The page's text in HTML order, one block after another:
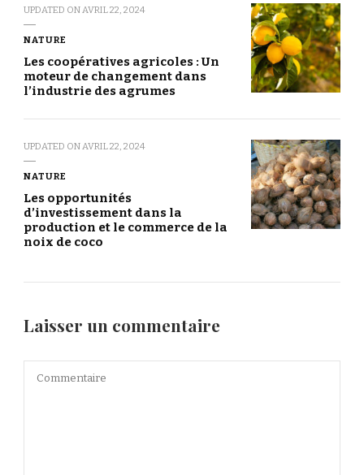
UPDATED ON AVRIL 22, 2024
NATURE
Les coopératives agricoles : Un
moteur de changement dans
l’industrie des agrumes
UPDATED ON AVRIL 22, 2024
NATURE
Les opportunités
d’investissement dans la
production et le commerce de la
noix de coco
Laisser un commentaire